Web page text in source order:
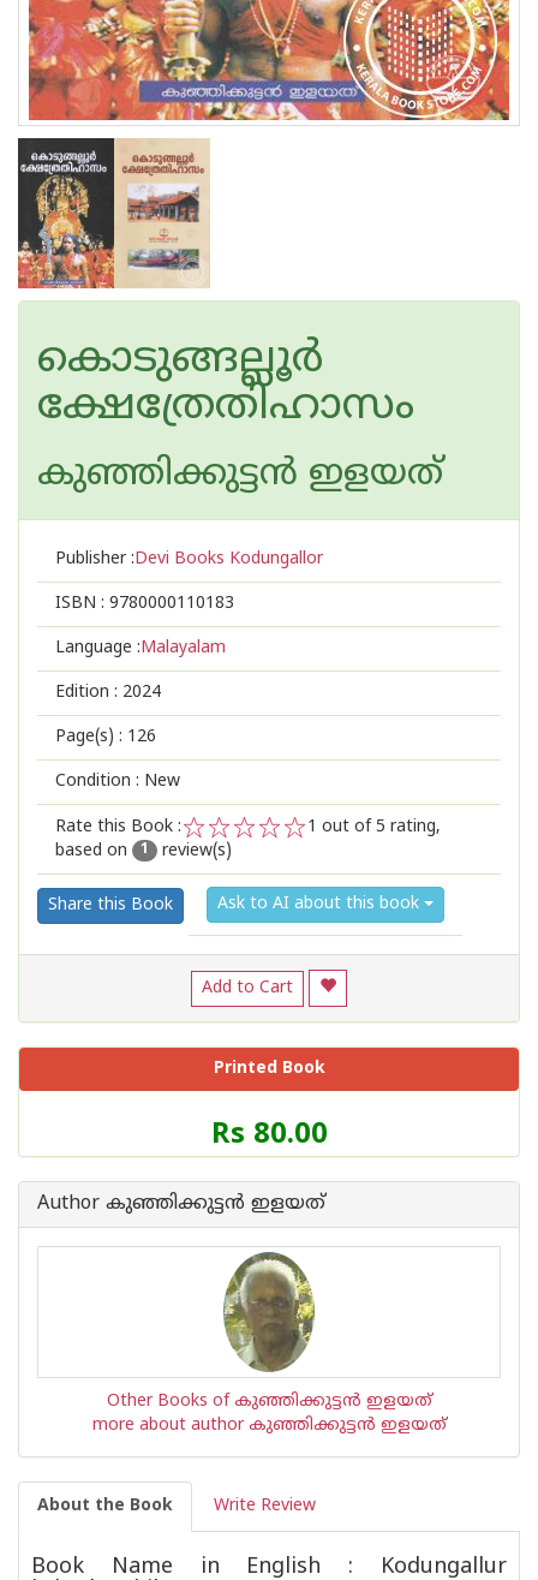
കൊടുങ്ങല്ലൂർ
ക്ഷേത്രേതിഹാസം
കുഞ്ഞിക്കുട്ടന്‍ ഇളയത്
Publisher :Devi Books Kodungallor
ISBN : 9780000110183
Language :Malayalam
Edition : 2024
Page(s) : 126
Condition : New
Rate this Book :
2
1
1 out of 5 rating,
based on
1 review(s)
Share this Book Ask to AI about this book
Add to Cart
Printed Book
Price
of
Book
is
Rs 80.00
Author കുഞ്ഞിക്കുട്ടന്‍ ഇളയത്
Other Books of കുഞ്ഞിക്കുട്ടന്‍ ഇളയത്
more about author കുഞ്ഞിക്കുട്ടന്‍ ഇളയത്
About the Book Write Review
Book Name in English : Kodungallur